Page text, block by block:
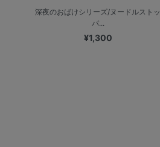
深夜のおばけシリーズ/ヌードルストッ
パ...
¥1,300